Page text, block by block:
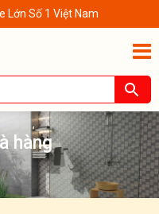
Lớn Số 1 Việt Nam
hàng